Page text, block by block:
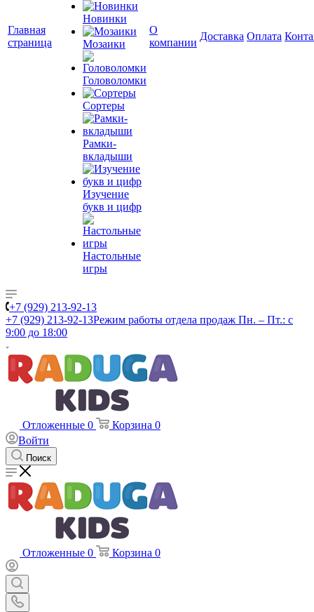
Главная
страница
Новинки
Мозаики
Головоломки
Сортеры
Рамки-
вкладыши
Изучение
букв и цифр
Настольные
игры
О
компании
Доставка Оплата
+7 (929) 213-92-13
+7 (929) 213-92-13Режим работы отдела продаж Пн. – Пт.: с
9:00 до 18:00
Отложенные 0 Корзина 0
Войти
Поиск
Отложенные 0 Корзина 0